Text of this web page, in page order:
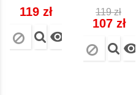
Cena
119 zł

Cena
regularna
119 zł
107 zł
